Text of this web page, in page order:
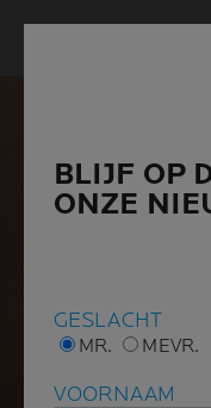
BLIJF OP
ONZE
GESLACHT
MR. MEVR.
VOORNAAM
BLIJF OP
ONZE
GESLACHT
MR. MEVR.
VOORNAAM